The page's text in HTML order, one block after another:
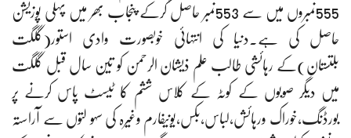
555نمبروں میں سے 553نمبر حاصل کرکے پنجاب بھر میں پہلی پوزیشن
حاصل کی ہے۔دنیا کی انتہائی خوبصورت وادی استور(گلگت
بلتستان)کے رہائشی طالب علم ذیشان الرحمن کو تین سال قبل گلگت
میں دیگر صوبوں کے کوٹہ کے کلاس ششم کا ٹیسٹ پاس کرنے پر
بورڈنگ،خوراک ورہائش،لباس،بکس،یونیفارم وغیرہ کی سہو لتوں سے آراستہ